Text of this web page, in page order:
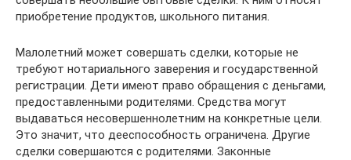
приобретение продуктов, школьного питания.
Малолетний может совершать сделки, которые не
требуют нотариального заверения и государственной
регистрации. Дети имеют право обращения с деньгами,
предоставленными родителями. Средства могут
выдаваться несовершеннолетним на конкретные цели.
Это значит, что дееспособность ограничена. Другие
сделки совершаются с родителями. Законные